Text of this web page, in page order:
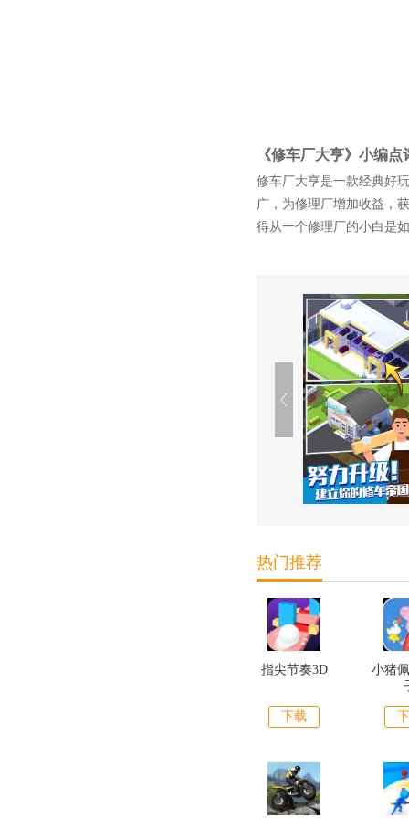
《修车厂大亨》小编点
修车厂大亨是一款经典好
广，为修理厂增加收益，
得从一个修理厂的小白是
热门推荐
指尖节奏3D
下载
小猪